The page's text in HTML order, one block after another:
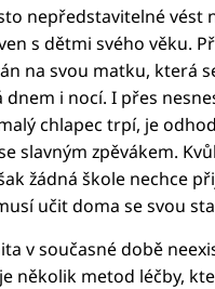
nepředstavitelné vést
s dětmi svého věku.
na svou matku, která
i nocí. I přes
chlapec trpí, je
slavným zpěvákem.
žádná škole nechce
učit doma se svou
v současné době
několik metod léčby,